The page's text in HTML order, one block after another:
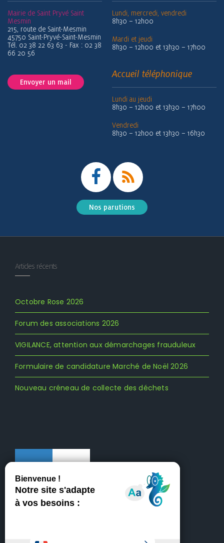
Mairie de Saint Pryvé Saint
Mesmin
215, route de Saint-Mesmin
45750 Saint-Pryvé-Saint-Mesmin
Tél. 02 38 22 63 63 - Fax : 02 38
66 20 56
Envoyer un mail
Lundi, mercredi, vendredi
8h30 – 12h00
Mardi et jeudi
8h30 – 12h00 et 13h30 – 17h00
Accueil téléphonique
Lundi au jeudi
8h30 – 12h00 et 13h30 – 17h00
Vendredi
8h30 – 12h00 et 13h30 – 16h30
Nos parutions
Articles récents
Octobre Rose 2026
Forum des associations 2026
VIGILANCE, attention aux démarchages frauduleux
Formulaire de candidature Marché de Noël 2026
Nouveau créneau de collecte des déchets